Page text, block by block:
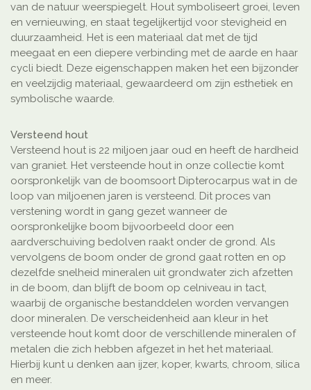
van de natuur weerspiegelt. Hout symboliseert groei, leven
en vernieuwing, en staat tegelijkertijd voor stevigheid en
duurzaamheid. Het is een materiaal dat met de tijd
meegaat en een diepere verbinding met de aarde en haar
cycli biedt. Deze eigenschappen maken het een bijzonder
en veelzijdig materiaal, gewaardeerd om zijn esthetiek en
symbolische waarde.
Versteend hout
Versteend hout is 22 miljoen jaar oud en heeft de hardheid
van graniet. Het versteende hout in onze collectie komt
oorspronkelijk van de boomsoort Dipterocarpus wat in de
loop van miljoenen jaren is versteend. Dit proces van
verstening wordt in gang gezet wanneer de
oorspronkelijke boom bijvoorbeeld door een
aardverschuiving bedolven raakt onder de grond. Als
vervolgens de boom onder de grond gaat rotten en op
dezelfde snelheid mineralen uit grondwater zich afzetten
in de boom, dan blijft de boom op celniveau in tact,
waarbij de organische bestanddelen worden vervangen
door mineralen. De verscheidenheid aan kleur in het
versteende hout komt door de verschillende mineralen of
metalen die zich hebben afgezet in het het materiaal.
Hierbij kunt u denken aan ijzer, koper, kwarts, chroom, silica
en meer.